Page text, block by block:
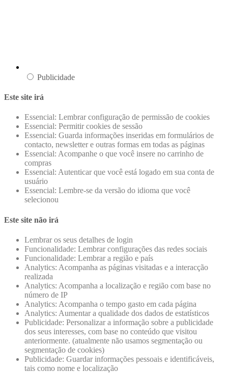
Publicidade
Este site irá
Essencial: Lembrar configuração de permissão de cookies
Essencial: Permitir cookies de sessão
Essencial: Guarda informações inseridas em formulários de
contacto, newsletter e outras formas em todas as páginas
Essencial: Acompanhe o que você insere no carrinho de
compras
Essencial: Autenticar que você está logado em sua conta de
usuário
Essencial: Lembre-se da versão do idioma que você
selecionou
Este site não irá
Lembrar os seus detalhes de login
Funcionalidade: Lembrar configurações das redes sociais
Funcionalidade: Lembrar a região e país
Analytics: Acompanha as páginas visitadas e a interacção
realizada
Analytics: Acompanha a localização e região com base no
número de IP
Analytics: Acompanha o tempo gasto em cada página
Analytics: Aumentar a qualidade dos dados de estatísticos
Publicidade: Personalizar a informação sobre a publicidade
dos seus interesses, com base no conteúdo que visitou
anteriormente. (atualmente não usamos segmentação ou
segmentação de cookies)
Publicidade: Guardar informações pessoais e identificáveis,
tais como nome e localização